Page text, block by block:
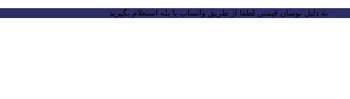
به دلیل نوسان قیمتی لطفا از طریق واتساپ یا بله استعلام بگیرید